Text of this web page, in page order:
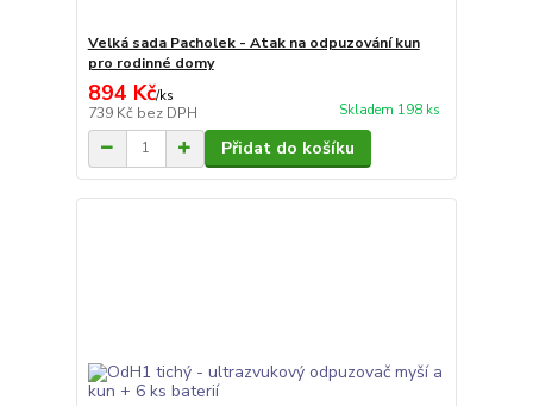
Velká sada Pacholek - Atak na odpuzování kun
pro rodinné domy
894 Kč/ks
739 Kč bez DPH Skladem 198 ks
Přidat do košíku